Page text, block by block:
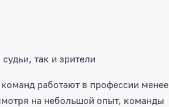
так и зрители
работают в профессии менее
на небольшой опыт, команды